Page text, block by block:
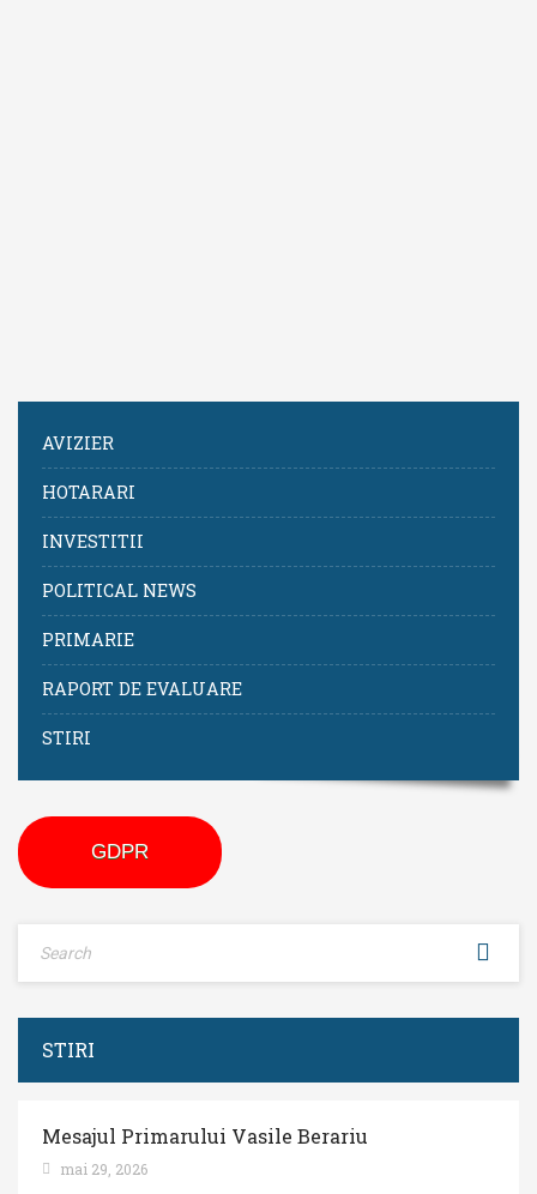
AVIZIER
HOTARARI
INVESTITII
POLITICAL NEWS
PRIMARIE
RAPORT DE EVALUARE
STIRI
GDPR
STIRI
Mesajul Primarului Vasile Berariu
mai 29, 2026